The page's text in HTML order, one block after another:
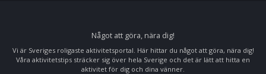
Något att göra, nära dig!
Vi är Sveriges roligaste aktivitetsportal. Här hittar du något att göra, nära dig!
Våra aktivitetstips sträcker sig över hela Sverige och det är lätt att hitta en
aktivitet för dig och dina vänner.